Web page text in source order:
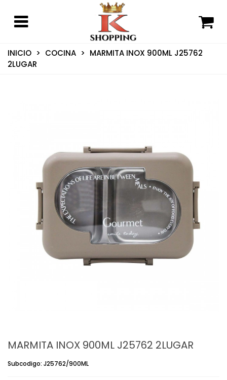
INICIO > COCINA > MARMITA INOX 900ML J25762
2LUGAR
MARMITA INOX 900ML J25762 2LUGAR
Subcodigo: J25762/900ML